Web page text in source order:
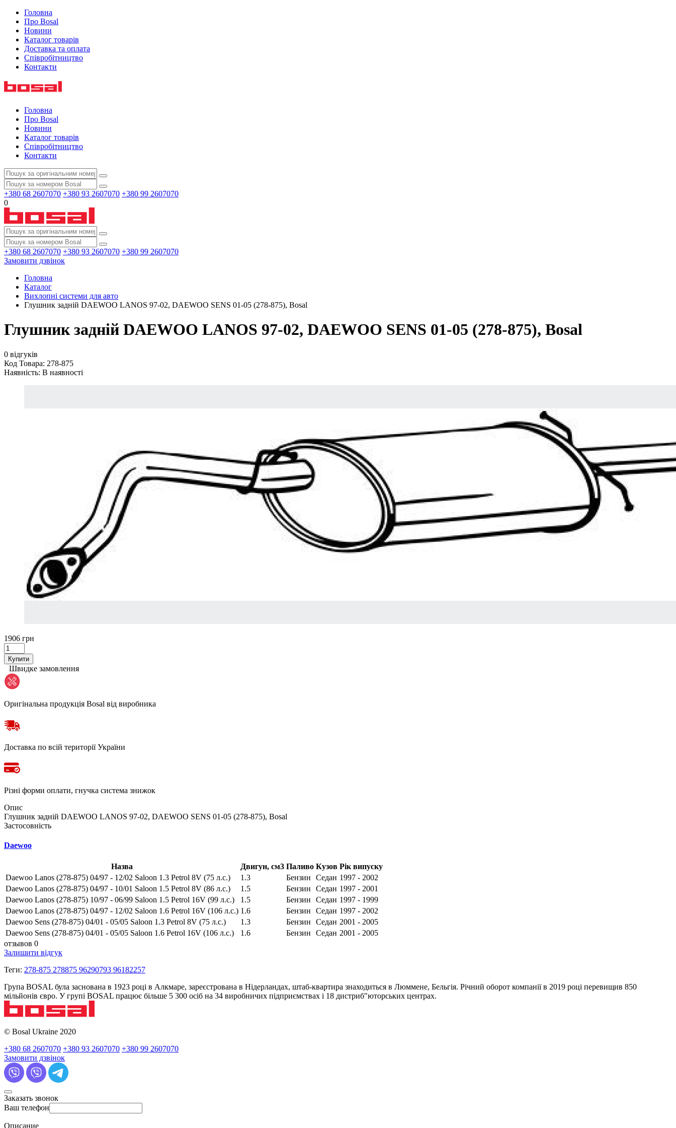
Головна
Про Bosal
Новини
Каталог товарів
Доставка та оплата
Співробітництво
Контакти
Головна
Про Bosal
Новини
Каталог товарів
Співробітництво
Контакти
+380 68 2607070 +380 93 2607070 +380 99 2607070
0
+380 68 2607070 +380 93 2607070 +380 99 2607070
Замовити дзвінок
Головна
Каталог
Вихлопні системи для авто
Глушник задній DAEWOO LANOS 97-02, DAEWOO SENS 01-05 (278-875), Bosal
Глушник задній DAEWOO LANOS 97-02, DAEWOO SENS 01-05 (278-875), Bosal
0 відгуків
Код Товара: 278-875
Наявність: В наявності
1906 грн
Купити
Швидке замовлення
Оригінальна продукція Bosal від виробника
Доставка по всій території України
Різні форми оплати, гнучка система знижок
Опис
Глушник задній DAEWOO LANOS 97-02, DAEWOO SENS 01-05 (278-875), Bosal
Застосовність
Daewoo
Назва Двигун, см3 Паливо Кузов Рік випуску
Daewoo Lanos (278-875) 04/97 - 12/02 Saloon 1.3 Petrol 8V (75 л.с.)
1.3 Бензин Седан 1997 - 2002
Daewoo Lanos (278-875) 04/97 - 10/01 Saloon 1.5 Petrol 8V (86 л.с.)
1.5 Бензин Седан 1997 - 2001
Daewoo Lanos (278-875) 10/97 - 06/99 Saloon 1.5 Petrol 16V (99 л.с.)
1.5 Бензин Седан 1997 - 1999
Daewoo Lanos (278-875) 04/97 - 12/02 Saloon 1.6 Petrol 16V (106 л.с.) 1.6 Бензин Седан 1997 - 2002
Daewoo Sens (278-875) 04/01 - 05/05 Saloon 1.3 Petrol 8V (75 л.с.)
1.3 Бензин Седан 2001 - 2005
Daewoo Sens (278-875) 04/01 - 05/05 Saloon 1.6 Petrol 16V (106 л.с.)
1.6 Бензин Седан 2001 - 2005
отзывов 0
Залишити відгук
Теги: 278-875 278875 96290793 96182257
Група BOSAL була заснована в 1923 році в Алкмаре, зареєстрована в Нідерландах, штаб-квартира знаходиться в Люммене, Бельгія. Річний оборот компанії в 2019 році перевищив 850
мільйонів євро. У групі BOSAL працює більше 5 300 осіб на 34 виробничих підприємствах і 18 дистриб"юторських центрах.
© Bosal Ukraine 2020
+380 68 2607070 +380 93 2607070 +380 99 2607070
Замовити дзвінок
Заказать звонок
Ваш телефон
Описание